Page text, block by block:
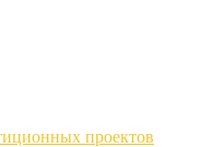
проектов